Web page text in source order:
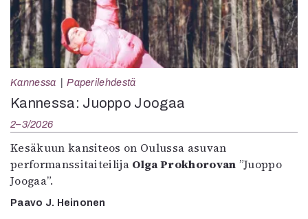
Kannessa Paperilehdestä
Kannessa: Juoppo Joogaa
2–3/2026
Kesäkuun kansiteos on Oulussa asuvan
performanssitaiteilija Olga Prokhorovan ”Juoppo
Joogaa”.
Paavo J. Heinonen